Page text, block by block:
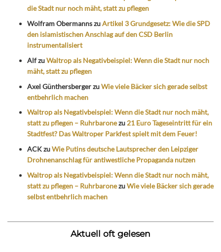
die Stadt nur noch mäht, statt zu pflegen
Wolfram ObermannszuArtikel 3 Grundgesetz: Wie die SPD
den islamistischen Anschlag auf den CSD Berlin
instrumentalisiert
AlfzuWaltrop als Negativbeispiel: Wenn die Stadt nur noch
mäht, statt zu pflegen
Axel GünthersbergerzuWie viele Bäcker sich gerade selbst
entbehrlich machen
Waltrop als Negativbeispiel: Wenn die Stadt nur noch mäht,
statt zu pflegen – Ruhrbaronezu 21 Euro Tageseintritt für ein
Stadtfest? Das Waltroper Parkfest spielt mit dem Feuer!
ACKzuWie Putins deutsche Lautsprecher den Leipziger
Drohnenanschlag für antiwestliche Propaganda nutzen
Waltrop als Negativbeispiel: Wenn die Stadt nur noch mäht,
statt zu pflegen – RuhrbaronezuWie viele Bäcker sich gerade
selbst entbehrlich machen
Aktuell oft gelesen